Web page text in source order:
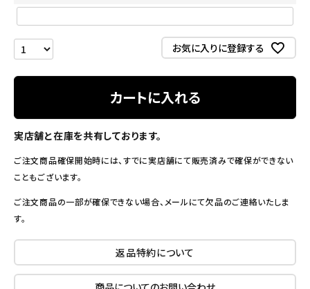
お気に入りに登録する
カートに入れる
実店舗と在庫を共有しております。
ご注文商品確保開始時には、すでに実店舗にて販売済みで確保ができない
こともございます。
ご注文商品の一部が確保できない場合、メールにて欠品のご連絡いたしま
す。
返品特約について